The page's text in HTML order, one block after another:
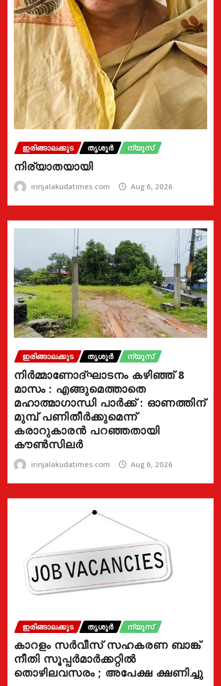
ഇരിങ്ങാലക്കുട തൃശൂർ ന്യൂസ്
നിര്യാതയായി
irinjalakudatimes.com Aug 6, 2026
ഇരിങ്ങാലക്കുട തൃശൂർ ന്യൂസ്
നിർമ്മാണോദ്ഘാടനം കഴിഞ്ഞ് 8
മാസം : എങ്ങുമെത്താതെ
മഹാത്മാഗാന്ധി പാർക്ക് : ഓണത്തിന്
മുമ്പ് പണിതീർക്കുമെന്ന്
കരാറുകാരൻ പറഞ്ഞതായി
കൗൺസിലർ
irinjalakudatimes.com Aug 6, 2026
ഇരിങ്ങാലക്കുട തൃശൂർ ന്യൂസ്
കാറളം സർവീസ് സഹകരണ ബാങ്ക്
നീതി സൂപ്പർമാർക്കറ്റിൽ
തൊഴിലവസരം ; അപേക്ഷ ക്ഷണിച്ചു